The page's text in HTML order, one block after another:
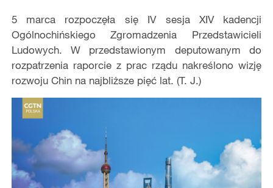
5 marca rozpoczęła się IV sesja XIV kadencji
Ogólnochińskiego Zgromadzenia Przedstawicieli
Ludowych. W przedstawionym deputowanym do
rozpatrzenia raporcie z prac rządu nakreślono wizję
rozwoju Chin na najbliższe pięć lat. (T. J.)